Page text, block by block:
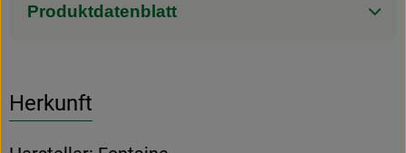
Produktdatenblatt
Herkunft